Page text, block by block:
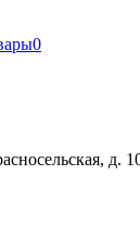
0
д.